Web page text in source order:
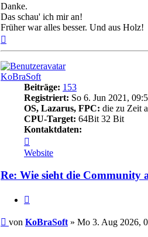
Danke.
Das schau' ich mir an!
Früher war alles besser. Und aus Holz!
KoBraSoft
Beiträge: 153
Registriert: So 6. Jun 2021,
OS, Lazarus, FPC: die zu Zeit
CPU-Target: 64Bit 32 Bit
Kontaktdaten:
von
KoBraSoft
Website
Re: Wie sieht die Community
Beitrag
von KoBraSoft » Mo 3. Aug 2026,